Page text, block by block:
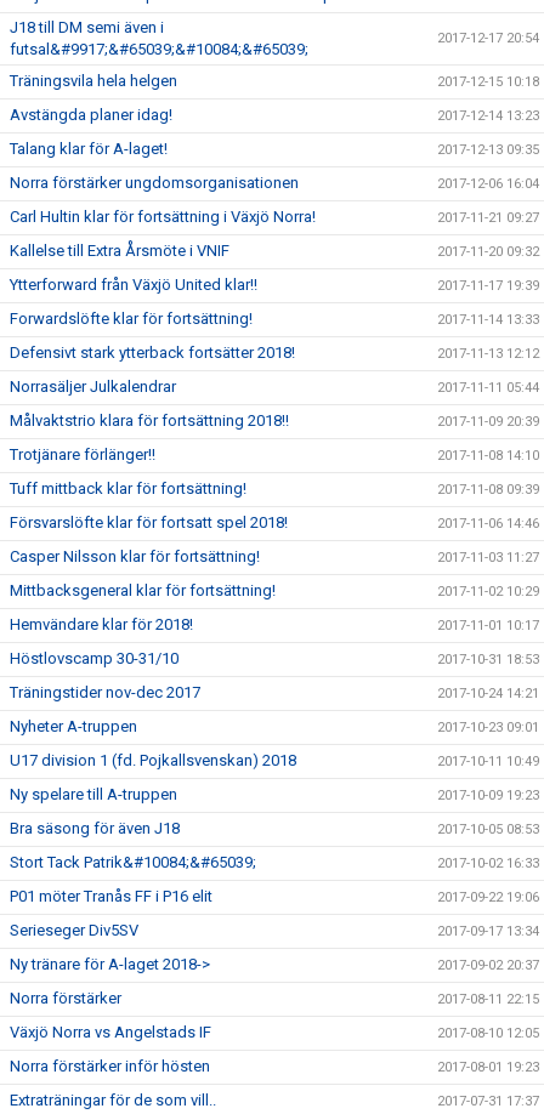
J18 till DM semi även i
futsal&#9917;&#65039;&#10084;&#65039;
2017-12-17 20:54
Träningsvila hela helgen 2017-12-15 10:18
Avstängda planer idag! 2017-12-14 13:23
Talang klar för A-laget! 2017-12-13 09:35
Norra förstärker ungdomsorganisationen 2017-12-06 16:04
Carl Hultin klar för fortsättning i Växjö Norra! 2017-11-21 09:27
Kallelse till Extra Årsmöte i VNIF 2017-11-20 09:32
Ytterforward från Växjö United klar!! 2017-11-17 19:39
Forwardslöfte klar för fortsättning! 2017-11-14 13:33
Defensivt stark ytterback fortsätter 2018! 2017-11-13 12:12
Norrasäljer Julkalendrar 2017-11-11 05:44
Målvaktstrio klara för fortsättning 2018!! 2017-11-09 20:39
Trotjänare förlänger!! 2017-11-08 14:10
Tuff mittback klar för fortsättning! 2017-11-08 09:39
Försvarslöfte klar för fortsatt spel 2018! 2017-11-06 14:46
Casper Nilsson klar för fortsättning! 2017-11-03 11:27
Mittbacksgeneral klar för fortsättning! 2017-11-02 10:29
Hemvändare klar för 2018! 2017-11-01 10:17
Höstlovscamp 30-31/10 2017-10-31 18:53
Träningstider nov-dec 2017 2017-10-24 14:21
Nyheter A-truppen 2017-10-23 09:01
U17 division 1 (fd. Pojkallsvenskan) 2018 2017-10-11 10:49
Ny spelare till A-truppen 2017-10-09 19:23
Bra säsong för även J18 2017-10-05 08:53
Stort Tack Patrik&#10084;&#65039; 2017-10-02 16:33
P01 möter Tranås FF i P16 elit 2017-09-22 19:06
Serieseger Div5SV 2017-09-17 13:34
Ny tränare för A-laget 2018-> 2017-09-02 20:37
Norra förstärker 2017-08-11 22:15
Växjö Norra vs Angelstads IF 2017-08-10 12:05
Norra förstärker inför hösten 2017-08-01 19:23
Extraträningar för de som vill.. 2017-07-31 17:37